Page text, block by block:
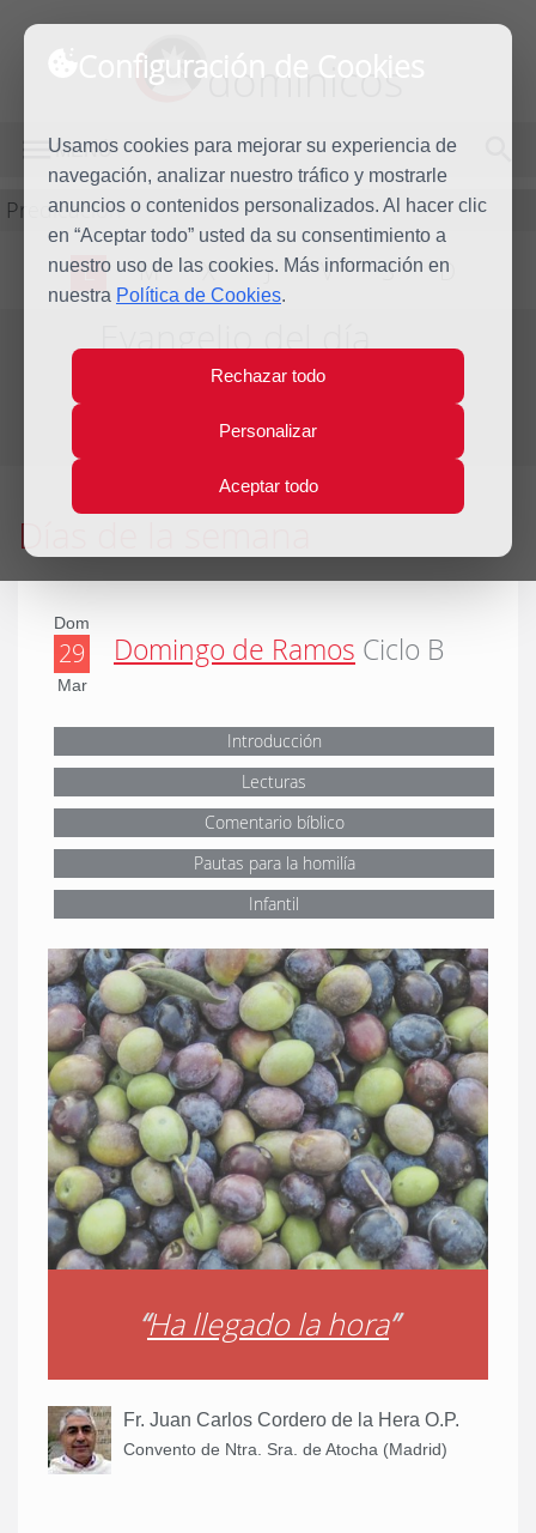
Configuración de Cookies
Usamos cookies para mejorar su experiencia de
navegación, analizar nuestro tráfico y mostrarle
anuncios o contenidos personalizados. Al hacer clic
en “Aceptar todo” usted da su consentimiento a
nuestro uso de las cookies. Más información en
nuestra Política de Cookies.
Rechazar todo
Personalizar
Aceptar todo
dominicos
MENÚ
Predicación
L M X J V S D
Evangelio del día
Semana Santa
Del día 29 de Marzo al 4 de Abril de 2015
Días de la semana
Dom
29
Mar
Domingo de Ramos Ciclo B
Introducción
Lecturas
Comentario bíblico
Pautas para la homilía
Infantil
“Ha llegado la hora”
Fr. Juan Carlos Cordero de la Hera O.P.
Convento de Ntra. Sra. de Atocha (Madrid)